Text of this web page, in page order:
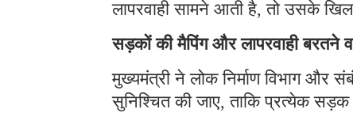
लापरवाही सामने आती है, तो उसके
सड़कों की मैपिंग और लापरवाही बरतने
मुख्यमंत्री ने लोक निर्माण विभाग और
सुनिश्चित की जाए, ताकि प्रत्येक सड़क